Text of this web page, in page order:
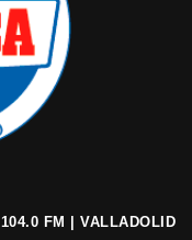
104.0 FM | VALLADOLID